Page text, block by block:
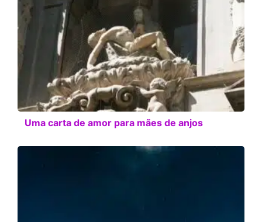
Uma carta de amor para mães de anjos